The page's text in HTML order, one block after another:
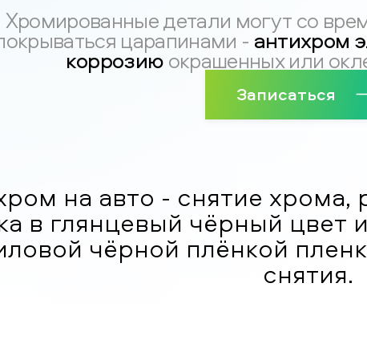
Хромированные детали могут со
царапинами - антихром
коррозию окрашенных или
Записаться
на авто - снятие хрома,
в глянцевый чёрный цвет
чёрной плёнкой
снятия.